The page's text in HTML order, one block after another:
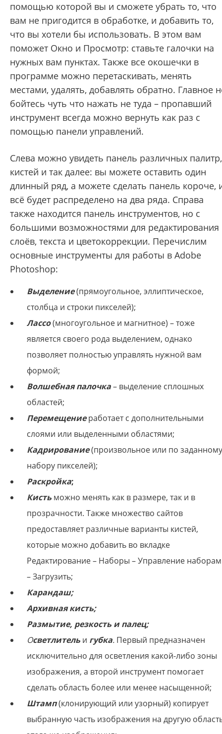
помощью которой вы и сможете убрать то, что
вам не пригодится в обработке, и добавить то,
что вы хотели бы использовать. В этом вам
поможет Окно и Просмотр: ставьте галочки на
нужных вам пунктах. Также все окошечки в
программе можно перетаскивать, менять
местами, удалять, добавлять обратно. Главное
бойтесь чуть что нажать не туда – пропавший
инструмент всегда можно вернуть как раз с
помощью панели управлений.
Слева можно увидеть панель различных палитр,
кистей и так далее: вы можете оставить один
длинный ряд, а можете сделать панель короче,
всё будет распределено на два ряда. Справа
также находится панель инструментов, но с
большими возможностями для редактирования
слоёв, текста и цветокоррекции. Перечислим
основные инструменты для работы в Adobe
Photoshop:
Выделение(прямоугольное, эллиптическое,
столбца и строки пикселей);
Лассо(многоугольное и магнитное) – тоже
является своего рода выделением, однако
позволяет полностью управлять нужной вам
формой;
Волшебная палочка– выделение сплошных
областей;
Перемещениеработает с дополнительными
слоями или выделенными областями;
Кадрирование(произвольное или по заданному
набору пикселей);
Раскройка;
Кисть можно менять как в размере, так и в
прозрачности. Также множество сайтов
предоставляет различные варианты кистей,
которые можно добавить во вкладке
Редактирование – Наборы – Управление
– Загрузить;
Карандаш;
Архивная кисть;
Размытие, резкость и палец;
Осветлитель и губка. Первый предназначен
исключительно для осветления какой-либо зоны
изображения, а второй инструмент помогает
сделать область более или менее насыщенной;
Штамп(клонирующий или узорный) копирует
выбранную часть изображения на другую